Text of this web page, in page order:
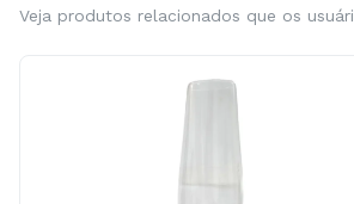
Veja produtos relacionados que os